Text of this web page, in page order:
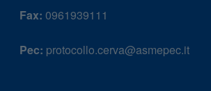
Fax: 0961939111
Pec: protocollo.cerva@asmepec.it